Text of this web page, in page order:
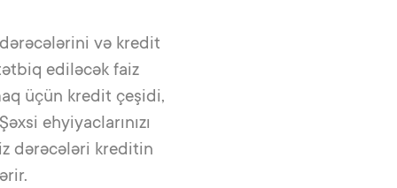
və kredit
ediləcək faiz
üçün kredit çeşidi,
ehyiyaclarınızı
dərəcələri kreditin